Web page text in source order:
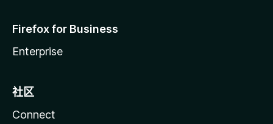
Firefox for Business
Enterprise
社区
Connect